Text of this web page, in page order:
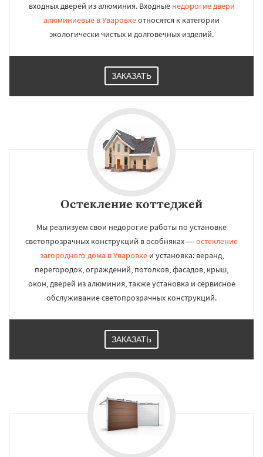
входных дверей из алюминия. Входные недорогие двери
алюминиевые в Уваровкеотносятся к категории
экологически чистых и долговечных изделий.
ЗАКАЗАТЬ
Остекление коттеджей
Мы реализуем свои недорогие работы по установке
светопрозрачных конструкций в особняках —остекление
загородного дома в Уваровкеи установка: веранд,
перегородок, ограждений, потолков, фасадов, крыш,
окон, дверей из алюминия, также установка и сервисное
обслуживание светопрозрачных конструкций.
ЗАКАЗАТЬ